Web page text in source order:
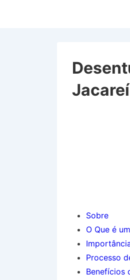
Sobre
O Que é
Processo
Benefícios